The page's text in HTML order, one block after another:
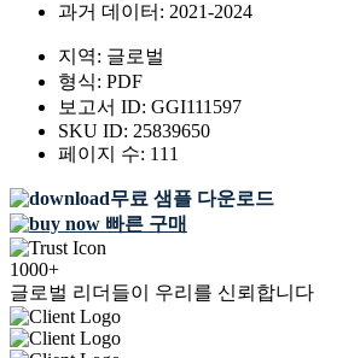
과거 데이터: 2021-2024
지역: 글로벌
형식: PDF
보고서 ID: GGI111597
SKU ID: 25839650
페이지 수: 111
무료 샘플 다운로드
빠른 구매
1000+
글로벌 리더들이 우리를 신뢰합니다